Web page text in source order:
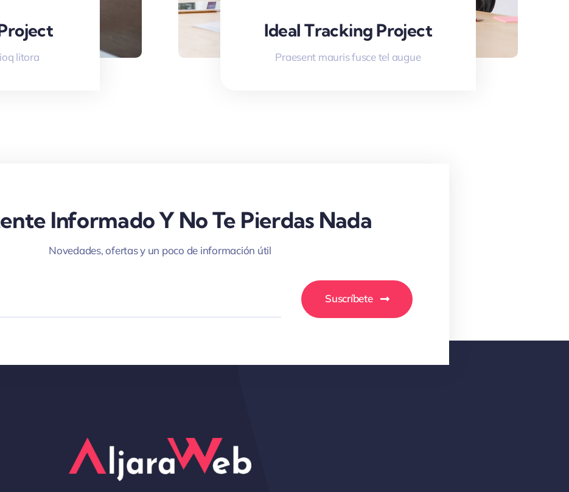
litora
Ideal Tracking Project
Praesent mauris fusce tel augue
Informado Y No Te Pierdas Nada
Novedades, ofertas y un poco de información útil
Suscríbete